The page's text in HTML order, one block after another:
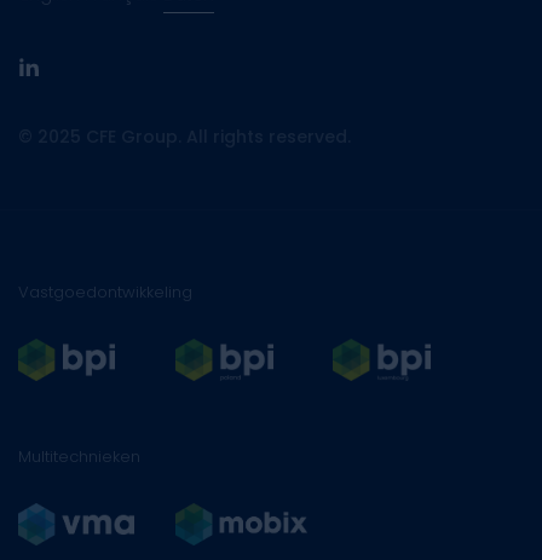
linkedin
Vastgoedontwikkeling
Multitechnieken